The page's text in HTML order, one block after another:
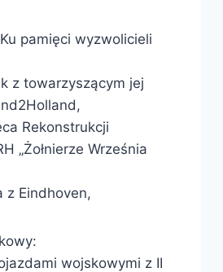
pamięci wyzwolicieli
z towarzyszącym jej
Rekonstrukcji
„Żołnierze Września
z Eindhoven,
wojskowymi z II